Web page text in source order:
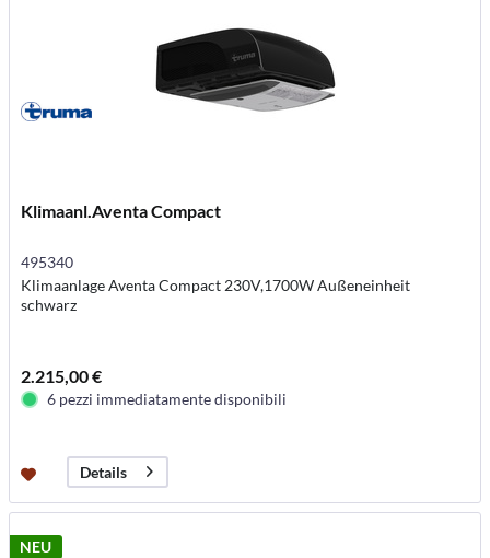
Klimaanl.Aventa Compact
495340
Klimaanlage Aventa Compact 230V,1700W Außeneinheit
schwarz
2.215,00 €
6 pezzi immediatamente disponibili
Details
NEU